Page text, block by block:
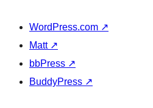
WordPress.com ↗
Matt ↗
bbPress ↗
BuddyPress ↗